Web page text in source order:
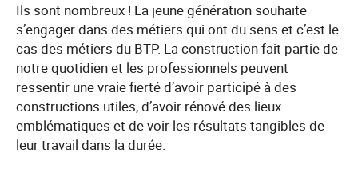
Ils sont nombreux ! La jeune génération souhaite
s’engager dans des métiers qui ont du sens et c’est le
cas des métiers du BTP. La construction fait partie de
notre quotidien et les professionnels peuvent
ressentir une vraie fierté d’avoir participé à des
constructions utiles, d’avoir rénové des lieux
emblématiques et de voir les résultats tangibles de
leur travail dans la durée.